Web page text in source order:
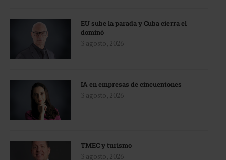
EU sube la parada y Cuba cierra el
dominó
3 agosto, 2026
IA en empresas de cincuentones
3 agosto, 2026
TMEC y turismo
3 agosto, 2026